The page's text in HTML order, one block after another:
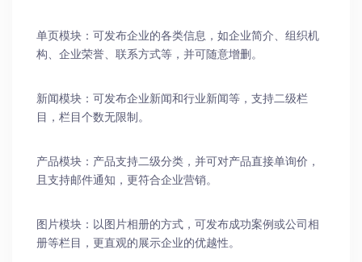
单页模块：可发布企业的各类信息，如企业简介、组织机
构、企业荣誉、联系方式等，并可随意增删。
新闻模块：可发布企业新闻和行业新闻等，支持二级栏
目，栏目个数无限制。
产品模块：产品支持二级分类，并可对产品直接单询价，
且支持邮件通知，更符合企业营销。
图片模块：以图片相册的方式，可发布成功案例或公司相
册等栏目，更直观的展示企业的优越性。